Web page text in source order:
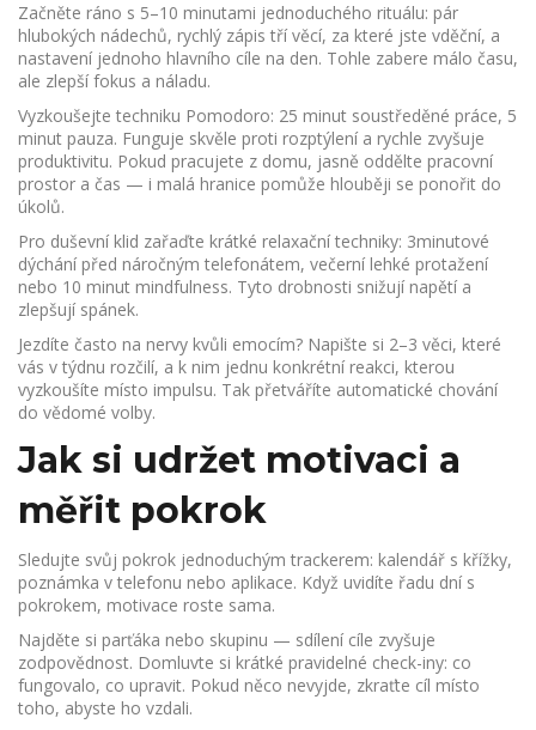
Začněte ráno s 5–10 minutami jednoduchého rituálu: pár
hlubokých nádechů, rychlý zápis tří věcí, za které jste vděční, a
nastavení jednoho hlavního cíle na den. Tohle zabere málo času,
ale zlepší fokus a náladu.
Vyzkoušejte techniku Pomodoro: 25 minut soustředěné práce, 5
minut pauza. Funguje skvěle proti rozptýlení a rychle zvyšuje
produktivitu. Pokud pracujete z domu, jasně oddělte pracovní
prostor a čas — i malá hranice pomůže hlouběji se ponořit do
úkolů.
Pro duševní klid zařaďte krátké relaxační techniky: 3minutové
dýchání před náročným telefonátem, večerní lehké protažení
nebo 10 minut mindfulness. Tyto drobnosti snižují napětí a
zlepšují spánek.
Jezdíte často na nervy kvůli emocím? Napište si 2–3 věci, které
vás v týdnu rozčilí, a k nim jednu konkrétní reakci, kterou
vyzkoušíte místo impulsu. Tak přetváříte automatické chování
do vědomé volby.
Jak si udržet motivaci a
měřit pokrok
Sledujte svůj pokrok jednoduchým trackerem: kalendář s křížky,
poznámka v telefonu nebo aplikace. Když uvidíte řadu dní s
pokrokem, motivace roste sama.
Najděte si parťáka nebo skupinu — sdílení cíle zvyšuje
zodpovědnost. Domluvte si krátké pravidelné check-iny: co
fungovalo, co upravit. Pokud něco nevyjde, zkraťte cíl místo
toho, abyste ho vzdali.